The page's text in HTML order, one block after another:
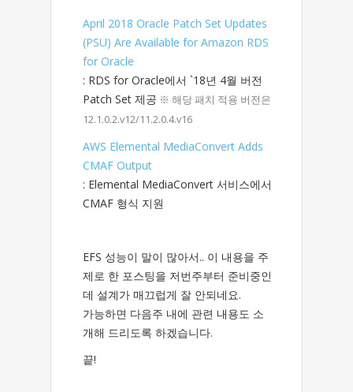
April 2018 Oracle Patch Set Updates
(PSU) Are Available for Amazon RDS
for Oracle
: RDS for Oracle에서 `18년 4월 버전
Patch Set 제공 ※ 해당 패치 적용 버전은
12.1.0.2.v12/11.2.0.4.v16
AWS Elemental MediaConvert Adds
CMAF Output
: Elemental MediaConvert 서비스에서
CMAF 형식 지원
EFS 성능이 말이 많아서.. 이 내용을 주
제로 한 포스팅을 저번주부터 준비중인
데 설계가 매끄럽게 잘 안되네요.
가능하면 다음주 내에 관련 내용도 소
개해 드리도록 하겠습니다.
끝!